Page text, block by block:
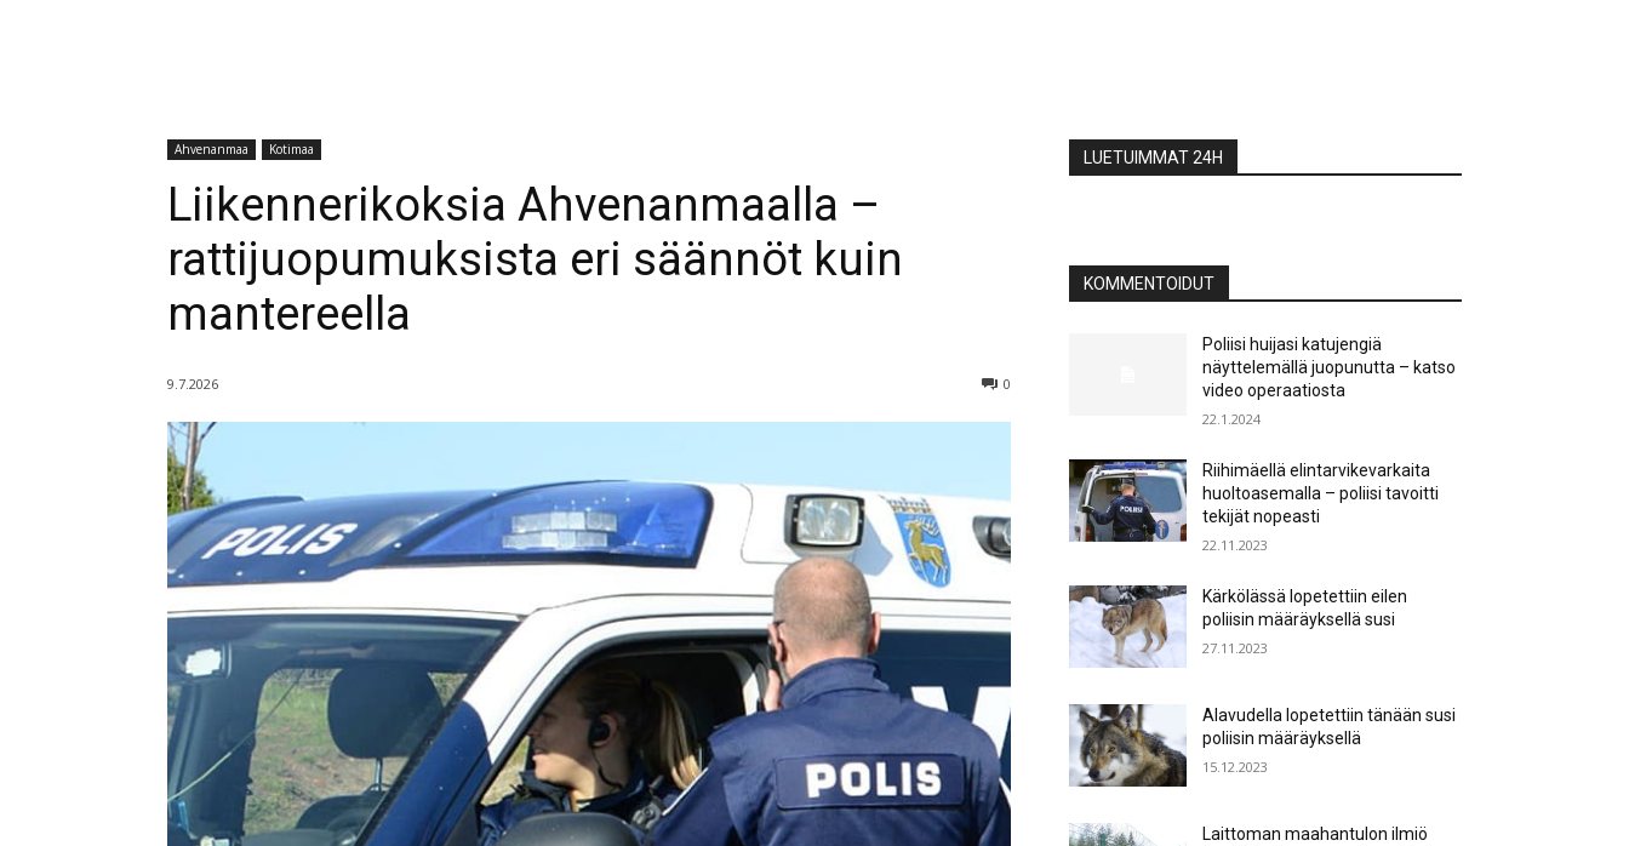
Ahvenanmaa Kotimaa
Liikennerikoksia Ahvenanmaalla –
rattijuopumuksista eri säännöt kuin
mantereella
9.7.2026 0
LUETUIMMAT 24H
KOMMENTOIDUT
Poliisi huijasi katujengiä
näyttelemällä juopunutta – katso
video operaatiosta
22.1.2024
Riihimäellä elintarvikevarkaita
huoltoasemalla – poliisi tavoitti
tekijät nopeasti
22.11.2023
Kärkölässä lopetettiin eilen
poliisin määräyksellä susi
27.11.2023
Alavudella lopetettiin tänään susi
poliisin määräyksellä
15.12.2023
Laittoman maahantulon ilmiö